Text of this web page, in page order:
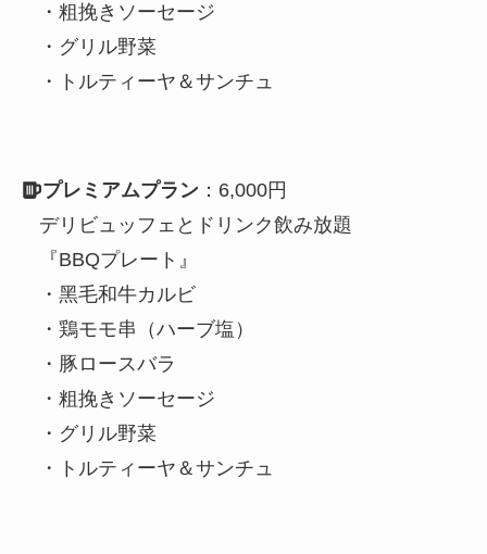
・粗挽きソーセージ
・グリル野菜
・トルティーヤ＆サンチュ
プレミアムプラン ：6,000円
デリビュッフェとドリンク飲み放題
『BBQプレート』
・⿊⽑和⽜カルビ
・鶏モモ串（ハーブ塩）
・豚ロースバラ
・粗挽きソーセージ
・グリル野菜
・トルティーヤ＆サンチュ